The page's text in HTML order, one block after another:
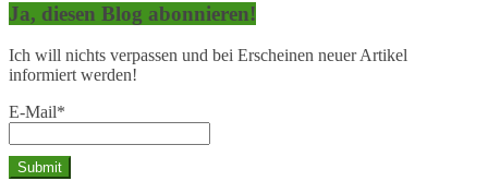
Ja, diesen Blog abonnieren!
Ich will nichts verpassen und bei Erscheinen neuer Artikel
informiert werden!
E-Mail*